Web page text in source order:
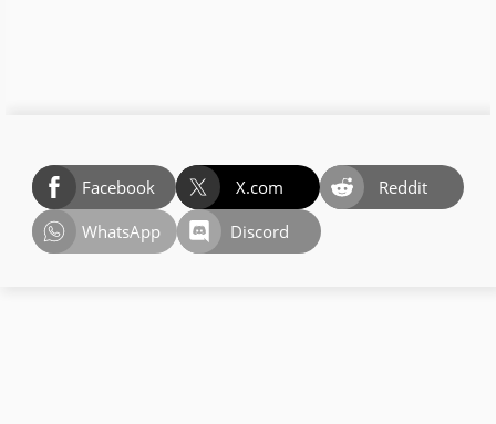
Facebook X.com
Reddit
WhatsApp
Discord